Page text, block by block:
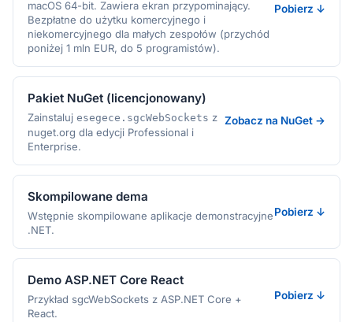
macOS 64-bit. Zawiera ekran przypominający.
Bezpłatne do użytku komercyjnego i
niekomercyjnego dla małych zespołów (przychód
poniżej 1 mln EUR, do 5 programistów).
Pobierz ↓
Pakiet NuGet (licencjonowany)
Zainstaluj esegece.sgcWebSockets z
nuget.org dla edycji Professional i
Enterprise.
Zobacz na NuGet →
Skompilowane dema
Wstępnie skompilowane aplikacje demonstracyjne
.NET.
Pobierz ↓
Demo ASP.NET Core React
Przykład sgcWebSockets z ASP.NET Core +
React.
Pobierz ↓